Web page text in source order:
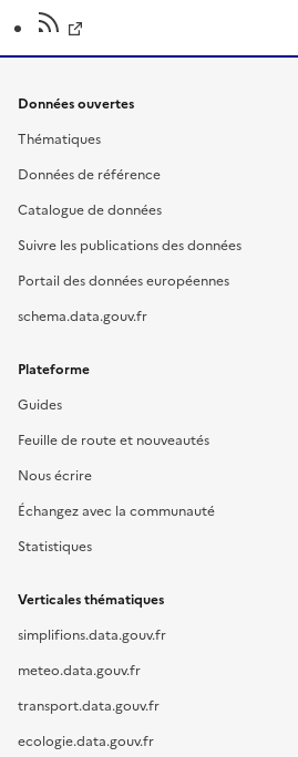
Données ouvertes
Thématiques
Données de référence
Catalogue de données
Suivre les publications des données
Portail des données européennes
schema.data.gouv.fr
Plateforme
Guides
Feuille de route et nouveautés
Nous écrire
Échangez avec la communauté
Statistiques
Verticales thématiques
simplifions.data.gouv.fr
meteo.data.gouv.fr
transport.data.gouv.fr
ecologie.data.gouv.fr